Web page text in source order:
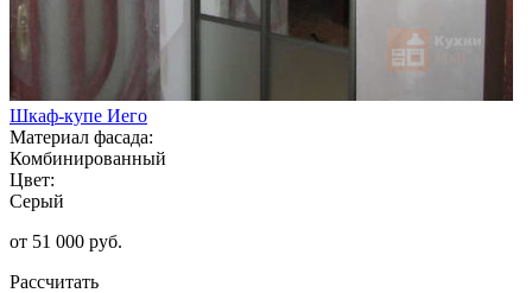
Шкаф-купе Иего
Материал фасада:
Комбинированный
Цвет:
Серый
от 51 000 руб.
Рассчитать